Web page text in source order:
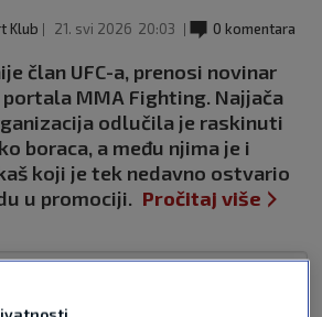
Klub 21. svi 2026 20:03 0 komentara
član UFC-a, prenosi novinar
portala MMA Fighting. Najjača
odlučila je raskinuti
boraca, a među njima je i
koji je tek nedavno ostvario
u promociji. Pročitaj više